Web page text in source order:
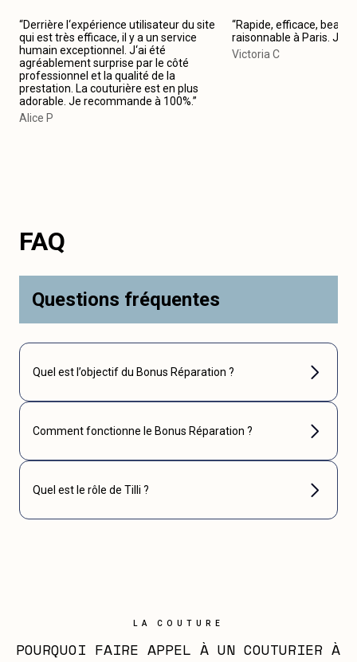
“Derrière l‘expérience utilisateur du site
qui est très efficace, il y a un service
humain exceptionnel. J‘ai été
agréablement surprise par le côté
professionnel et la qualité de la
prestation. La couturière est en plus
adorable. Je recommande à 100%.”
Alice P
“Rapide, efficace, beau
raisonnable à Paris. Je
Victoria C
FAQ
Questions fréquentes
Quel est l’objectif du Bonus Réparation ?
Comment fonctionne le Bonus Réparation ?
Quel est le rôle de Tilli ?
LA COUTURE
POURQUOI FAIRE APPEL À UN COUTURIER À